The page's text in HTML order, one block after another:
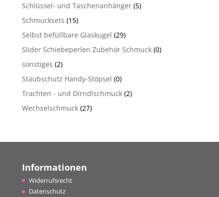
Schlüssel- und Taschenanhänger (5)
Schmucksets (15)
Selbst befüllbare Glaskugel (29)
Slider Schiebeperlen Zubehör Schmuck (0)
sonstiges (2)
Staubschutz Handy-Stöpsel (0)
Trachten - und Dirndlschmuck (2)
Wechselschmuck (27)
Informationen
Widerrufsrecht
Datenschutz